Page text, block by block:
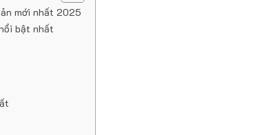
mới nhất 2025
bật nhất